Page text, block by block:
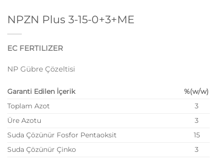
NPZN Plus 3-15-0+3+ME
EC FERTILIZER
NP Gübre Çözeltisi
Garanti Edilen İçerik
%(w/w)
Toplam Azot
3
Üre Azotu
3
Suda Çözünür Fosfor Pentaoksit
15
Suda Çözünür Çinko
3